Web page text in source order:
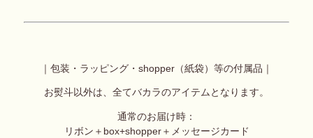
｜包装・ラッピング・shopper（紙袋）等の付属品｜
お熨斗以外は、全てバカラのアイテムとなります。
通常のお届け時：
リボン＋box+shopper＋メッセージカード